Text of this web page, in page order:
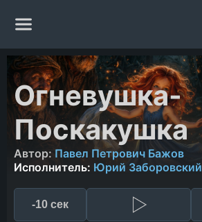
Главная
Жанры
Авторы
Исполнители
Огневушка-
Поскакушка
Автор: Павел Петрович Бажов
Исполнитель: Юрий Заборовский
-10 сек